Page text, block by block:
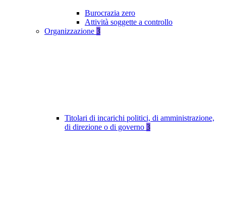
Burocrazia zero
Attività soggette a controllo
Organizzazione 3
Titolari di incarichi politici, di amministrazione,
di direzione o di governo 3